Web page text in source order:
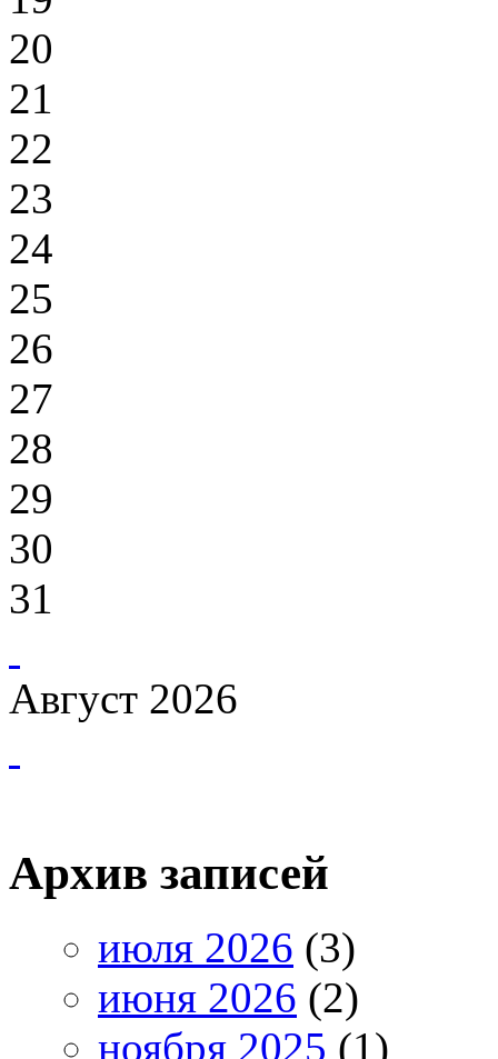
20
21
22
23
24
25
26
27
28
29
30
31
Август 2026
Архив записей
июля 2026 (3)
июня 2026 (2)
ноября 2025 (1)